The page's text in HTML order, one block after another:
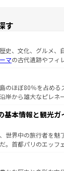
す
史、文化、グルメ、
マの古代遺跡やフィ
ーナの美しい田園風
景観も見逃せない。
など、絶品のイタリ
イタリアで、忘れら
イタリア情報は
のほぼ80％を占める
岸から雄大なピレネ
この国では、情熱的
して美味しいタパス
リードの洗練された
た街角から、地方で
よって風土や気候が
性で訪れる人
基本情報と観光ガ
世界中の旅行者を魅
。首都パリのエッフ
力が詰まっている。